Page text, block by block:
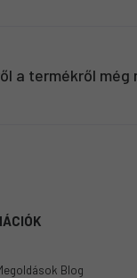
a termékről még
Blog